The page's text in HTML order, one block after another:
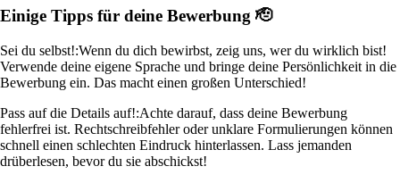
Einige Tipps für deine Bewerbung 🫡
Sei du selbst!:Wenn du dich bewirbst, zeig uns, wer du wirklich bist!
Verwende deine eigene Sprache und bringe deine Persönlichkeit in die
Bewerbung ein. Das macht einen großen Unterschied!
Pass auf die Details auf!:Achte darauf, dass deine Bewerbung
fehlerfrei ist. Rechtschreibfehler oder unklare Formulierungen können
schnell einen schlechten Eindruck hinterlassen. Lass jemanden
drüberlesen, bevor du sie abschickst!